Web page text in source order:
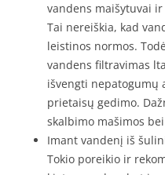
vandens maišytuvai
Tai nereiškia, kad
leistinos normos.
vandens filtravimas
išvengti
prietaisų gedimo.
skalbimo mašimos
Imant vandenį iš
Tokio poreikio ir